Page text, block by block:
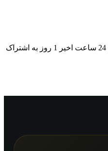
با توجه به مشکل دانلود طی 24 ساعت اخیر 1 روز به اشتراک